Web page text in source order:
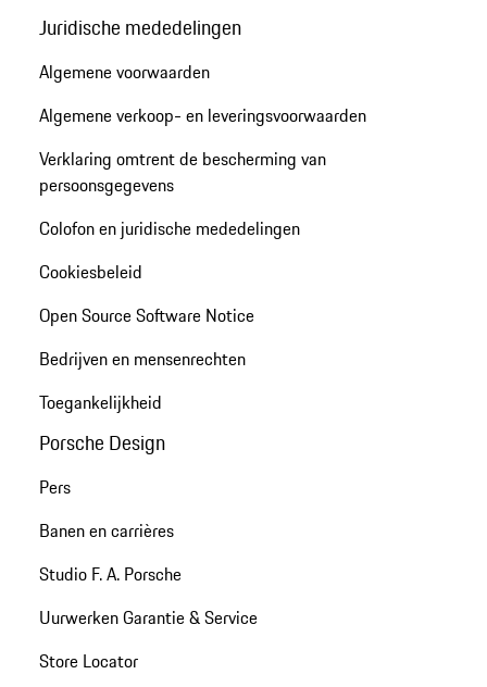
Juridische mededelingen
Algemene voorwaarden
Algemene verkoop- en leveringsvoorwaarden
Verklaring omtrent de bescherming van
persoonsgegevens
Colofon en juridische mededelingen
Cookiesbeleid
Open Source Software Notice
Bedrijven en mensenrechten
Toegankelijkheid
Porsche Design
Pers
Banen en carrières
Studio F. A. Porsche
Uurwerken Garantie & Service
Store Locator